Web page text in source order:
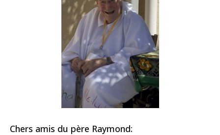
Chers amis du père Raymond: